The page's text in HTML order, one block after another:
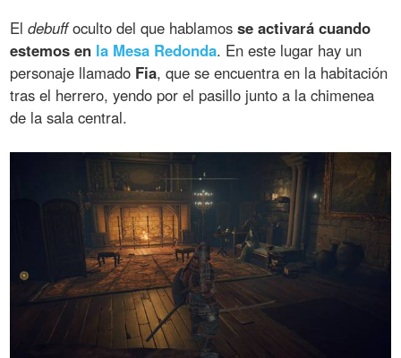
Eldebuffoculto del que hablamosse activará cuando
estemos en la Mesa Redonda. En este lugar hay un
personaje llamado Fia, que se encuentra en la habitación
tras el herrero, yendo por el pasillo junto a la chimenea
de la sala central.